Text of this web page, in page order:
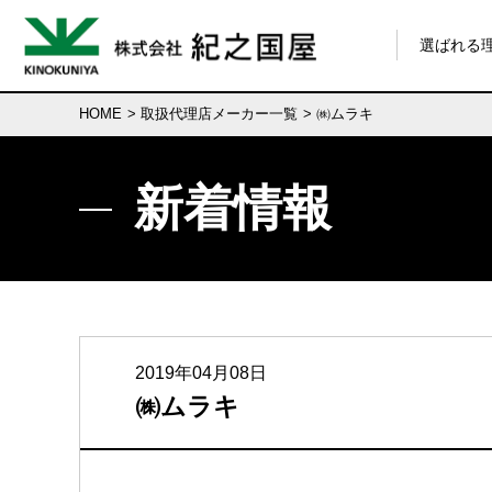
選ばれる
HOME > 取扱代理店メーカー一覧 > ㈱ムラキ
新着情報
2019年04月08日
㈱ムラキ